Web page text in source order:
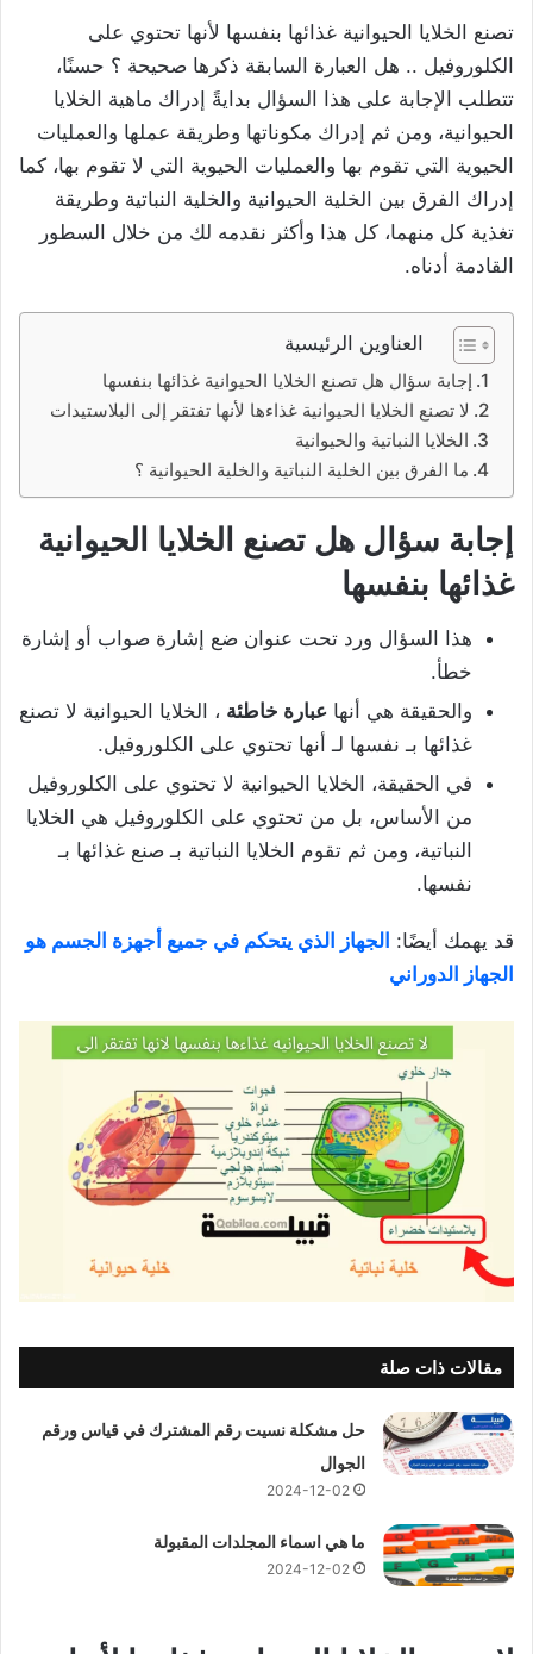
تصنع الخلايا الحيوانية غذائها بنفسها لأنها تحتوي على
الكلوروفيل .. هل العبارة السابقة ذكرها صحيحة ؟ حسنًا،
تتطلب الإجابة على هذا السؤال بدايةً إدراك ماهية الخلايا
الحيوانية، ومن ثم إدراك مكوناتها وطريقة عملها والعمليات
الحيوية التي تقوم بها والعمليات الحيوية التي لا تقوم بها، كما
إدراك الفرق بين الخلية الحيوانية والخلية النباتية وطريقة
تغذية كل منهما، كل هذا وأكثر نقدمه لك من خلال السطور
القادمة أدناه.
العناوين الرئيسية
إجابة سؤال هل تصنع الخلايا الحيوانية غذائها بنفسها
لا تصنع الخلايا الحيوانية غذاءها لأنها تفتقر إلى البلاستيدات
الخلايا النباتية والحيوانية
ما الفرق بين الخلية النباتية والخلية الحيوانية ؟
إجابة سؤال هل تصنع الخلايا الحيوانية
غذائها بنفسها
هذا السؤال ورد تحت عنوان ضع إشارة صواب أو إشارة
خطأ.
والحقيقة هي أنها عبارة خاطئة ، الخلايا الحيوانية لا تصنع
غذائها بـ نفسها لـ أنها تحتوي على الكلوروفيل.
في الحقيقة، الخلايا الحيوانية لا تحتوي على الكلوروفيل
من الأساس، بل من تحتوي على الكلوروفيل هي الخلايا
النباتية، ومن ثم تقوم الخلايا النباتية بـ صنع غذائها بـ
نفسها.
قد يهمك أيضًا: الجهاز الذي يتحكم في جميع أجهزة الجسم هو
الجهاز الدوراني
مقالات ذات صلة
حل مشكلة نسيت رقم المشترك في قياس ورقم
الجوال
2024-12-02
ما هي اسماء المجلدات المقبولة
2024-12-02